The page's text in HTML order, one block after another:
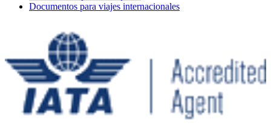
Documentos para viajes internacionales